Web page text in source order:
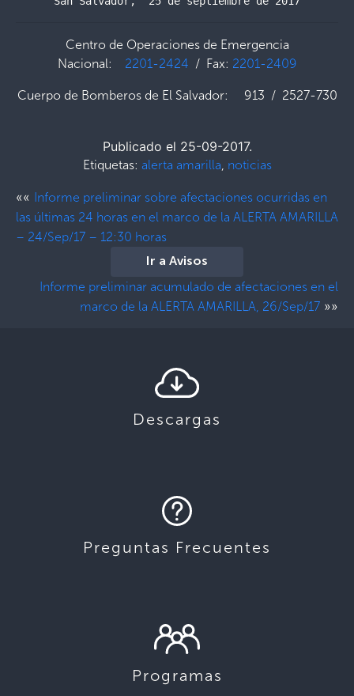
Centro de Operaciones de Emergencia
Nacional: 2201-2424 / Fax: 2201-2409
Cuerpo de Bomberos de El Salvador: 913 / 2527-730
Publicado el 25-09-2017.
Etiquetas: alerta amarilla, noticias
«« Informe preliminar sobre afectaciones ocurridas en
las últimas 24 horas en el marco de la ALERTA AMARILLA
– 24/Sep/17 – 12:30 horas
Ir a Avisos
Informe preliminar acumulado de afectaciones en el
marco de la ALERTA AMARILLA, 26/Sep/17 »»
Descargas
Preguntas Frecuentes
Programas